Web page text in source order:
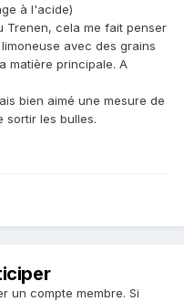
à l'acide)
Trenen, cela me fait penser
avec des grains
matière principale. A
bien aimé une mesure de
sortir les bulles.
un compte membre. Si